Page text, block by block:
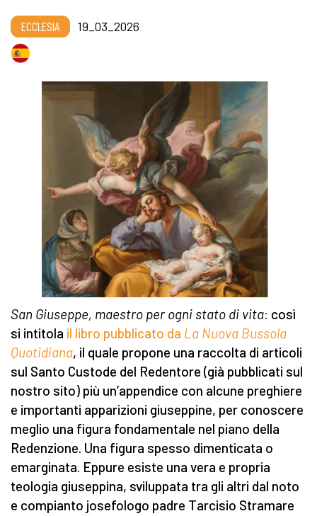
ECCLESIA 19_03_2026
San Giuseppe, maestro per ogni stato di vita: così
si intitola il libro pubblicato da La Nuova Bussola
Quotidiana, il quale propone una raccolta di articoli
sul Santo Custode del Redentore (già pubblicati sul
nostro sito) più un’appendice con alcune preghiere
e importanti apparizioni giuseppine, per conoscere
meglio una figura fondamentale nel piano della
Redenzione. Una figura spesso dimenticata o
emarginata. Eppure esiste una vera e propria
teologia giuseppina, sviluppata tra gli altri dal noto
e compianto josefologo padre Tarcisio Stramare